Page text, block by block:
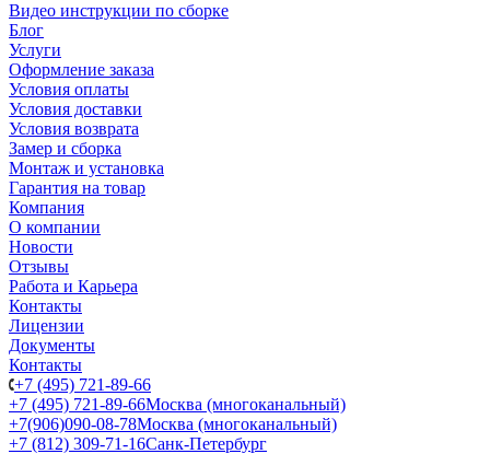
Видео инструкции по сборке
Блог
Услуги
Оформление заказа
Условия оплаты
Условия доставки
Условия возврата
Замер и сборка
Монтаж и установка
Гарантия на товар
Компания
О компании
Новости
Отзывы
Работа и Карьера
Контакты
Лицензии
Документы
Контакты
+7 (495) 721-89-66
+7 (495) 721-89-66Москва (многоканальный)
+7(906)090-08-78Москва (многоканальный)
+7 (812) 309-71-16Санк-Петербург